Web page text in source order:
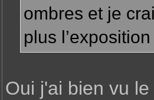
ombres et je
plus
Oui j'ai bien vu